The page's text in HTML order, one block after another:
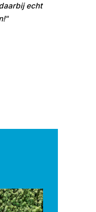
echt